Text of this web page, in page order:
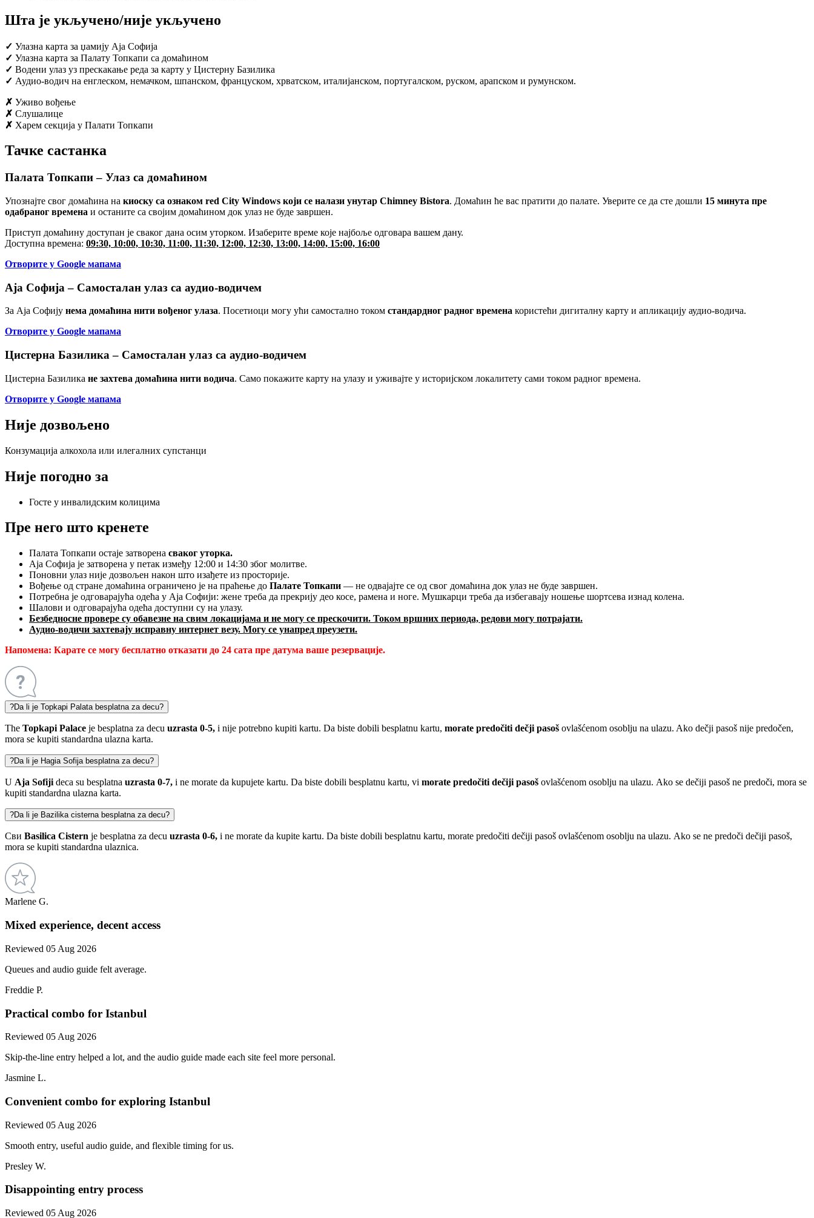
Шта је укључено/није укључено
✓ Улазна карта за џамију Аја Софија
✓ Улазна карта за Палату Топкапи са домаћином
✓ Водени улаз уз прескакање реда за карту у Цистерну Базилика
✓ Аудио-водич на енглеском, немачком, шпанском, француском, хрватском, италијанском, португалском, руском, арапском и румунском.
✗ Уживо вођење
✗ Слушалице
✗ Харем секција у Палати Топкапи
Тачке састанка
Палата Топкапи – Улаз са домаћином
Упознајте свог домаћина на киоску са ознаком red City Windows који се налази унутар Chimney Bistora. Домаћин ће вас пратити до палате. Уверите се да сте дошли 15 минута пре
одабраног времена и останите са својим домаћином док улаз не буде завршен.
Приступ домаћину доступан је сваког дана осим уторком. Изаберите време које најбоље одговара вашем дану.
Доступна времена: 09:30, 10:00, 10:30, 11:00, 11:30, 12:00, 12:30, 13:00, 14:00, 15:00, 16:00
Отворите у Google мапама
Аја Софија – Самосталан улаз са аудио-водичем
За Аја Софију нема домаћина нити вођеног улаза. Посетиоци могу ући самостално током стандардног радног времена користећи дигиталну карту и апликацију аудио-водича.
Отворите у Google мапама
Цистерна Базилика – Самосталан улаз са аудио-водичем
Цистерна Базилика не захтева домаћина нити водича. Само покажите карту на улазу и уживајте у историјском локалитету сами током радног времена.
Отворите у Google мапама
Није дозвољено
Конзумација алкохола или илегалних супстанци
Није погодно за
Госте у инвалидским колицима
Пре него што кренете
Палата Топкапи остаје затворена сваког уторка.
Аја Софија је затворена у петак између 12:00 и 14:30 због молитве.
Поновни улаз није дозвољен након што изађете из просторије.
Вођење од стране домаћина ограничено је на праћење до Палате Топкапи — не одвајајте се од свог домаћина док улаз не буде завршен.
Потребна је одговарајућа одећа у Аја Софији: жене треба да прекрију део косе, рамена и ноге. Мушкарци треба да избегавају ношење шортсева изнад колена.
Шалови и одговарајућа одећа доступни су на улазу.
Безбедносне провере су обавезне на свим локацијама и не могу се прескочити. Током вршних периода, редови могу потрајати.
Аудио-водичи захтевају исправну интернет везу. Могу се унапред преузети.
Напомена: Карате се могу бесплатно отказати до 24 сата пре датума ваше резервације.
?Da li je Topkapi Palata besplatna za decu?
The Topkapi Palace je besplatna za decu uzrasta 0-5, i nije potrebno kupiti kartu. Da biste dobili besplatnu kartu, morate predočiti dečji pasoš ovlašćenom osoblju na ulazu. Ako dečji pasoš nije predočen,
mora se kupiti standardna ulazna karta.
?Da li je Hagia Sofija besplatna za decu?
U Aja Sofiji deca su besplatna uzrasta 0-7, i ne morate da kupujete kartu. Da biste dobili besplatnu kartu, vi morate predočiti dečiji pasoš ovlašćenom osoblju na ulazu. Ako se dečiji pasoš ne predoči, mora se
kupiti standardna ulazna karta.
?Da li je Bazilika cisterna besplatna za decu?
Сви Basilica Cistern je besplatna za decu uzrasta 0-6, i ne morate da kupite kartu. Da biste dobili besplatnu kartu, morate predočiti dečiji pasoš ovlašćenom osoblju na ulazu. Ako se ne predoči dečiji pasoš,
mora se kupiti standardna ulaznica.
Marlene G.
Mixed experience, decent access
Reviewed 05 Aug 2026
Queues and audio guide felt average.
Freddie P.
Practical combo for Istanbul
Reviewed 05 Aug 2026
Skip-the-line entry helped a lot, and the audio guide made each site feel more personal.
Jasmine L.
Convenient combo for exploring Istanbul
Reviewed 05 Aug 2026
Smooth entry, useful audio guide, and flexible timing for us.
Presley W.
Disappointing entry process
Reviewed 05 Aug 2026